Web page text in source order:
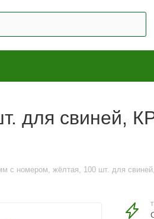
для свиней,
с номером, жёлтая, 100 шт. для